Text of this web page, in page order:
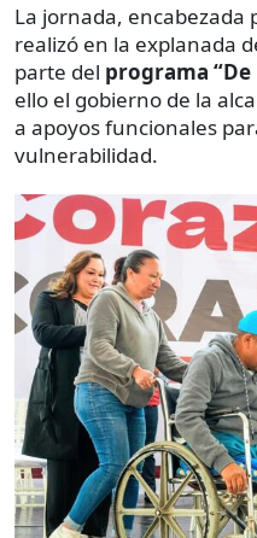
La jornada, encabezada
realizó en la explanada
parte del programa “De
ello el gobierno de la
a apoyos funcionales
vulnerabilidad.